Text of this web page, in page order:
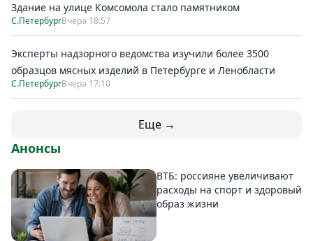
Здание на улице Комсомола стало памятником
С.ПетербургВчера 18:57
Эксперты надзорного ведомства изучили более 3500
образцов мясных изделий в Петербурге и Ленобласти
С.ПетербургВчера 17:10
Еще →
Анонсы
ВТБ: россияне увеличивают
расходы на спорт и здоровый
образ жизни